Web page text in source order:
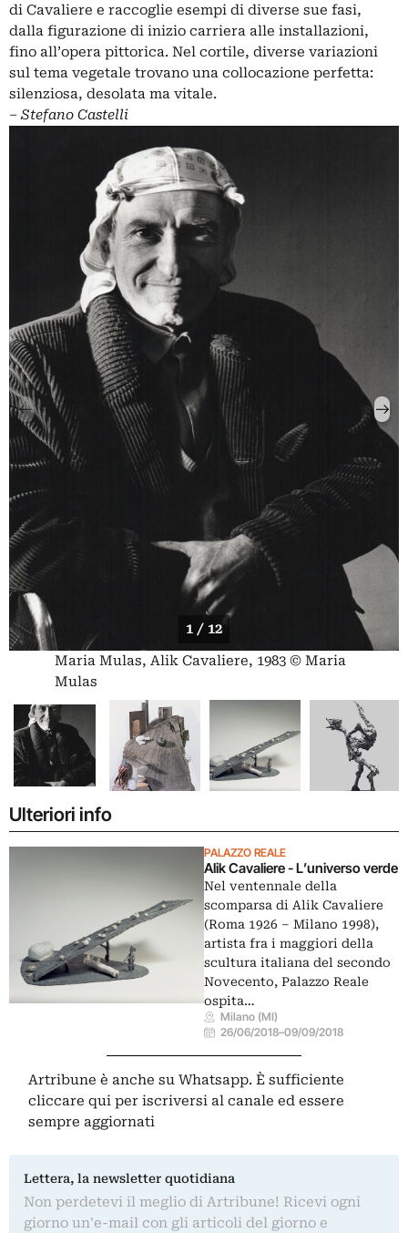
di Cavaliere e raccoglie esempi di diverse sue fasi,
dalla figurazione di inizio carriera alle installazioni,
fino all’opera pittorica. Nel cortile, diverse variazioni
sul tema vegetale trovano una collocazione perfetta:
silenziosa, desolata ma vitale.
– Stefano Castelli
1 / 12
Maria Mulas, Alik Cavaliere, 1983 © Maria
Mulas
Ulteriori info
PALAZZO REALE
Alik Cavaliere - L’universo verde
Nel ventennale della
scomparsa di Alik Cavaliere
(Roma 1926 – Milano 1998),
artista fra i maggiori della
scultura italiana del secondo
Novecento, Palazzo Reale
ospita…
Milano (MI)
26/06/2018–09/09/2018
Artribune è anche su Whatsapp. È sufficiente
cliccare qui per iscriversi al canale ed essere
sempre aggiornati
Lettera, la newsletter quotidiana
Non perdetevi il meglio di Artribune! Ricevi ogni
giorno un'e-mail con gli articoli del giorno e